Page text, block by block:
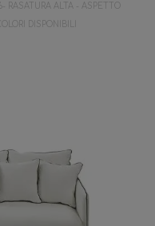
RASATURA ALTA - ASPETTO
DISPONIBILI